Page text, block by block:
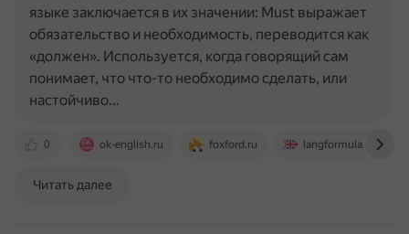
0 ok-english.ru foxford.ru langformula.ru
языке заключается в их значении: Must выражает
обязательство и необходимость, переводится как
«должен». Используется, когда говорящий сам
понимает, что что-то необходимо сделать, или
настойчиво…
Читать далее